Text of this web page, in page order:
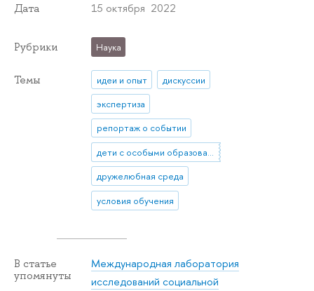
Дата 15 октября 2022
Рубрики Наука
Темы идеи и опыт
дискуссии
экспертиза
репортаж о событии
дети с особыми образовательными запросами
дружелюбная среда
условия обучения
В статье
упомянуты
Международная лаборатория
исследований социальной